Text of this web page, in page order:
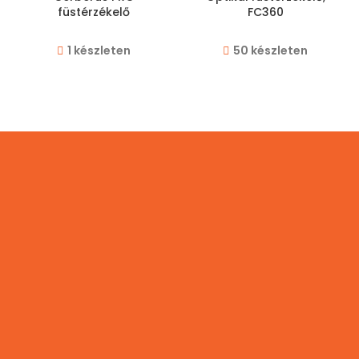
füstérzékelő
1 készleten
FC360
50 készleten